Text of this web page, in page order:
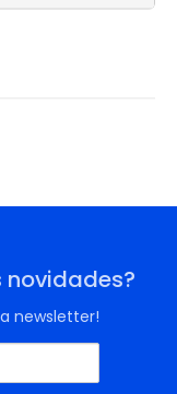
novidades?
newsletter!